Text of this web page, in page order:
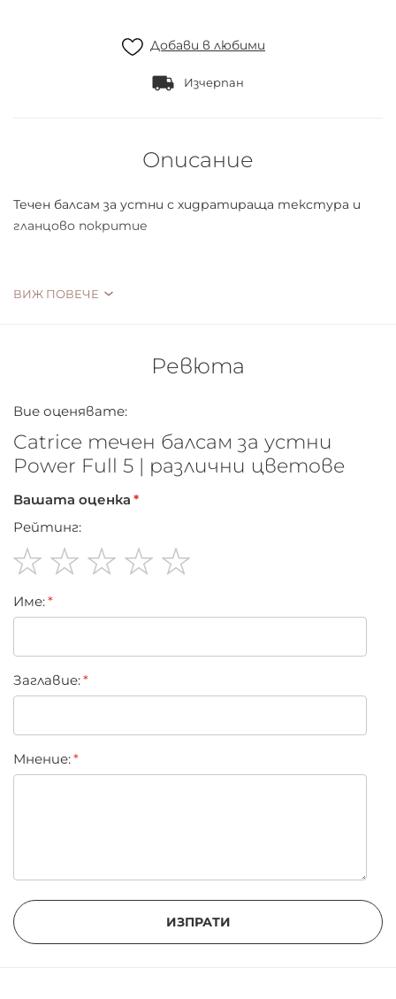
Добави в любими
Изчерпан
Описание
Течен балсам за устни с хидратираща текстура и
гланцово покритие
Гланцово покритие
ВИЖ ПОВЕЧЕ
Ревюта
Вие оценявате:
Catrice течен балсам за устни
Power Full 5 | различни цветове
Вашата оценка
Рейтинг:
star
stars
stars
stars
stars
Име:
Заглавиe:
Мнение:
ИЗПРАТИ